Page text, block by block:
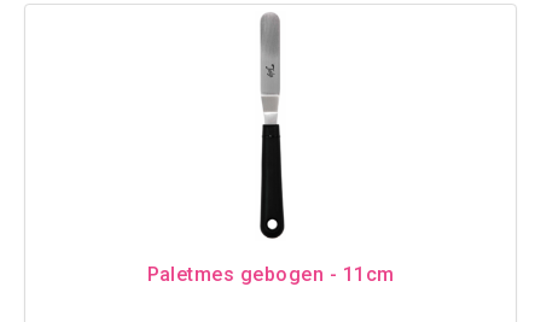
Paletmes gebogen - 11cm